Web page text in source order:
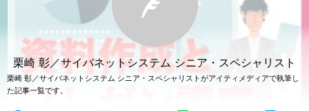
栗崎 彰／サイバネットシステム シニア・スペシャリスト
栗崎 彰／サイバネットシステム シニア・スペシャリストがアイティメディアで執筆し
た記事一覧です。